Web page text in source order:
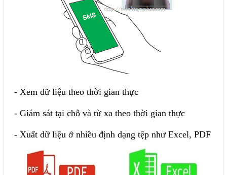
- Xem dữ liệu theo thời gian thực
- Giám sát tại chỗ và từ xa theo thời gian thực
- Xuất dữ liệu ở nhiều định dạng tệp như Excel, PDF